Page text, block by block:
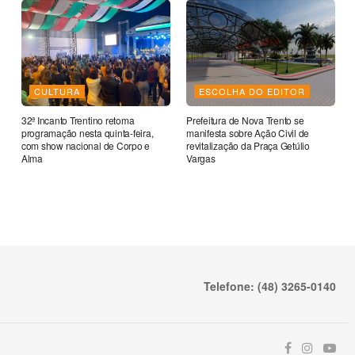
CULTURA
32ª Incanto Trentino retoma
programação nesta quinta-feira,
com show nacional de Corpo e
Alma
ESCOLHA DO EDITOR
Prefeitura de Nova Trento se
manifesta sobre Ação Civil de
revitalização da Praça Getúlio
Vargas
Telefone: (48) 3265-0140